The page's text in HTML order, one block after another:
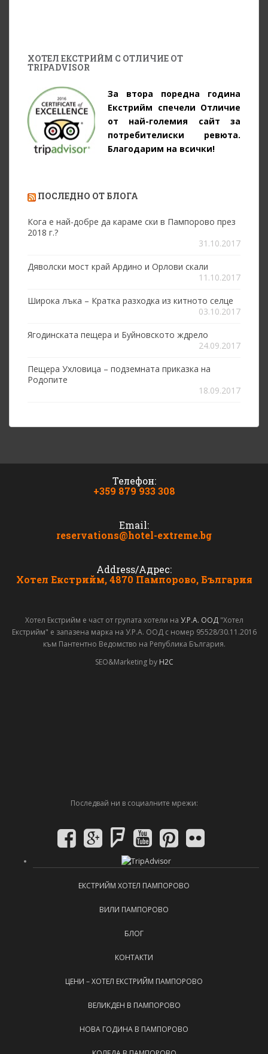
ХОТЕЛ ЕКСТРИЙМ С ОТЛИЧИЕ ОТ
TRIPADVISOR
За втора поредна година
Екстрийм спечели Отличие
от най-големия сайт за
потребителиски ревюта.
Благодарим на всички!
ПОСЛЕДНО ОТ БЛОГА
Кога е най-добре да караме ски в Пампорово през
2018 г.?
31.10.2017
Дяволски мост край Ардино и Орлови скали
11.10.2017
Широка лъка – Кратка разходка из китното селце
03.10.2017
Ягодинската пещера и Буйновското ждрело
24.09.2017
Пещера Ухловица – подземната приказка на
Родопите
18.09.2017
Телефон:
+359 879 933 308
Email:
reservations@hotel-extreme.bg
Address/Адрес:
Хотел Екстрийм, 4870 Пампорово, България
Хотел Екстрийм е част от групата хотели на У.Р.А. ООД"Хотел
Екстрийм" е запазена марка на У.Р.А. ООД с номер 95528/30.11.2016
към Пантентно Ведомство на Република България.
SEO&Marketing by H2C
Последвай ни в социалните мрежи:
ЕКСТРИЙМ ХОТЕЛ ПАМПОРОВО
ВИЛИ ПАМПОРОВО
БЛОГ
КОНТАКТИ
ЦЕНИ – ХОТЕЛ ЕКСТРИЙМ ПАМПОРОВО
ВЕЛИКДЕН В ПАМПОРОВО
НОВА ГОДИНА В ПАМПОРОВО